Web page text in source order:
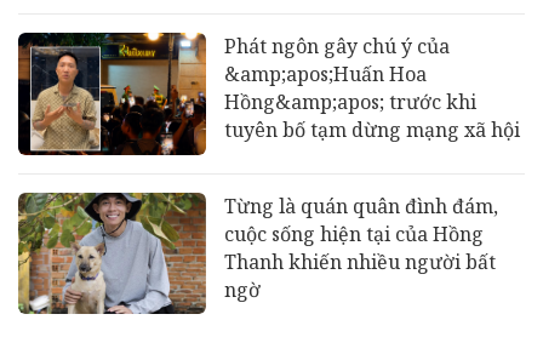
Phát ngôn gây chú ý của
&amp;apos;Huấn Hoa
Hồng&amp;apos; trước khi
tuyên bố tạm dừng mạng xã hội
Từng là quán quân đình đám,
cuộc sống hiện tại của Hồng
Thanh khiến nhiều người bất
ngờ